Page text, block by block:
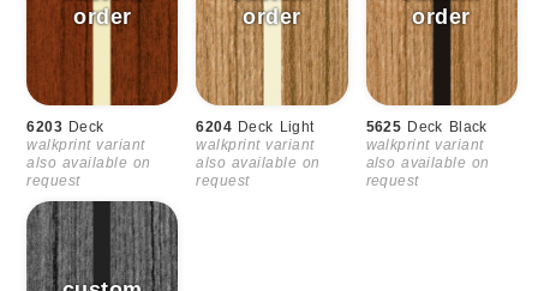
6203 Deck
walkprint variant
also available on
request
6204 Deck Light
walkprint variant
also available on
request
5625 Deck Black
walkprint variant
also available on
request